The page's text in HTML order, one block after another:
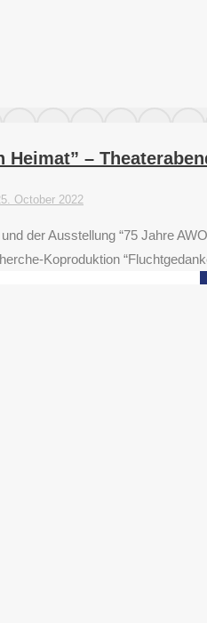
Heimat” –
October 2022
der Ausstellung “75 Jahre
Koproduktion